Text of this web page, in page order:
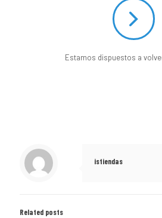
Estamos dispuestos a
istiendas
Related posts